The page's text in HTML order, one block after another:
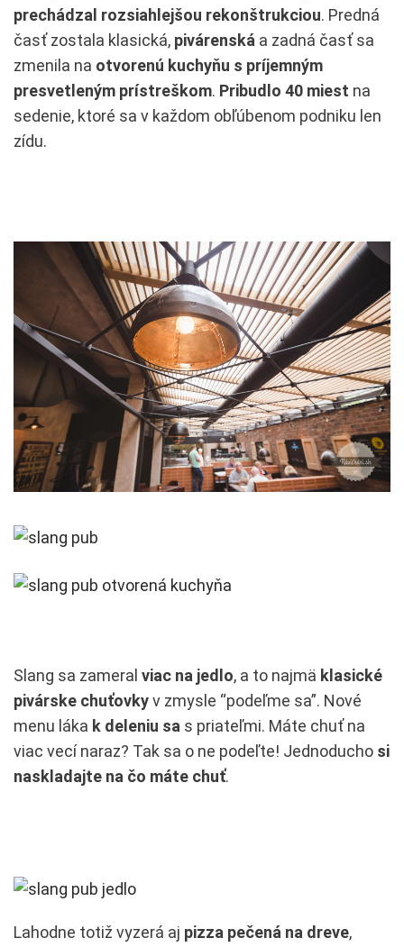
prechádzal rozsiahlejšou rekonštrukciou. Predná
časť zostala klasická, pivárenská a zadná časť sa
zmenila na otvorenú kuchyňu s príjemným
presvetleným prístreškom. Pribudlo 40 miest na
sedenie, ktoré sa v každom obľúbenom podniku len
zídu.
Slang sa zameral viac na jedlo, a to najmä klasické
pivárske chuťovkyv zmysle “podeľme sa”. Nové
menu láka k deleniu sa s priateľmi. Máte chuť na
viac vecí naraz? Tak sa o ne podeľte! Jednoducho si
naskladajte na čo máte chuť.
Lahodne totiž vyzerá aj pizza pečená na dreve,